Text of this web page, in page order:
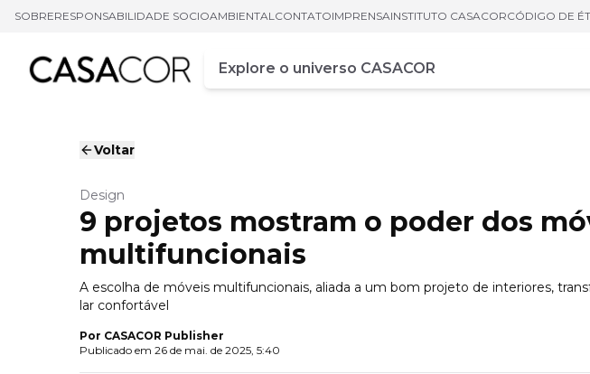
SOBRERESPONSABILIDADE SOCIOAMBIENTALCONTATOIMPRENSAINSTITUTO CASACORCÓDIGO DE
Campo de busca
Digite pelo menos três caracteres
Voltar
Design
9 projetos mostram o poder dos
multifuncionais
A escolha de móveis multifuncionais, aliada a um bom projeto de interiores,
lar confortável
Por CASACOR Publisher
Publicado em 26 de mai. de 2025, 5:40